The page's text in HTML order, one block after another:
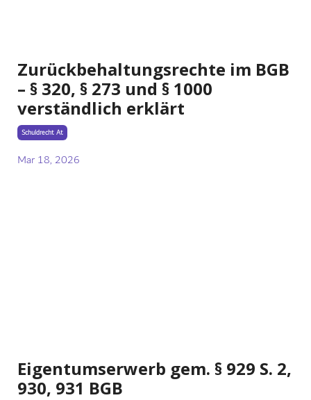
Zurückbehaltungsrechte im BGB
– § 320, § 273 und § 1000
verständlich erklärt
Schuldrecht At
Mar 18, 2026
Eigentumserwerb gem. § 929 S. 2,
930, 931 BGB